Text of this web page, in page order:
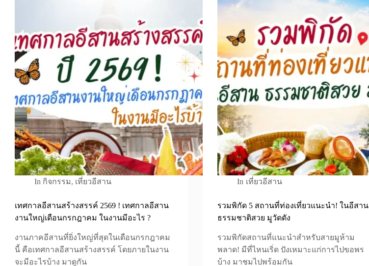
In กิจกรรม, เที่ยวอีสาน
เทศกาลอีสานสร้างสรรค์ 2569 ! เทศกาลอีสาน
งานใหญ่เดือนกรกฎาคม ในงานมีอะไร ?
งานภาคอีสานที่ยิ่งใหญ่ที่สุดในเดือนกรกฎาคม
นี้ คือเทศกาลอีสานสร้างสรรค์ โดยภายในงาน
จะมีอะไรบ้าง มาดูกัน
In เที่ยวอีสาน
รวมพิกัด 5 สถานที่ท่องเที่ยวแนะนำ! ในอีสาน
ธรรมชาติสวย มูวัดดัง
รวมพิกัดสถานที่แนะนำสำหรับสายมูห้าม
พลาด! มีที่ไหนเริ่ด ปังเหมาะแก่การไปขอพร
บ้าง มาชมไปพร้อมกัน